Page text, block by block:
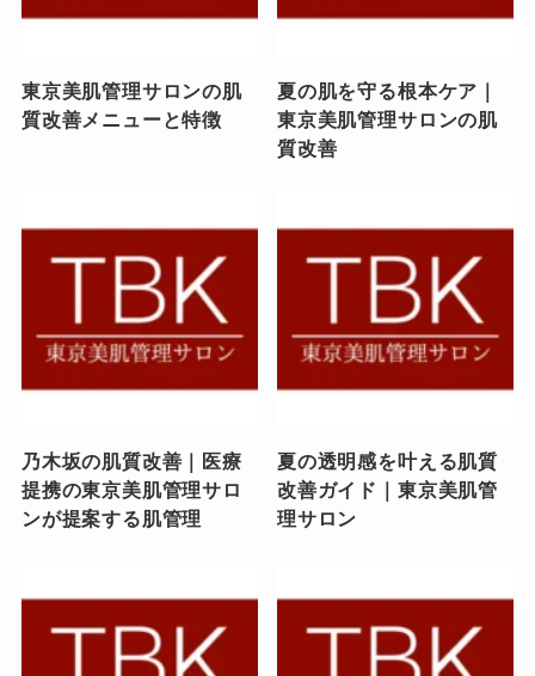
東京美肌管理サロンの肌
質改善メニューと特徴
夏の肌を守る根本ケア｜
東京美肌管理サロンの肌
質改善
乃木坂の肌質改善｜医療
提携の東京美肌管理サロ
ンが提案する肌管理
夏の透明感を叶える肌質
改善ガイド｜東京美肌管
理サロン